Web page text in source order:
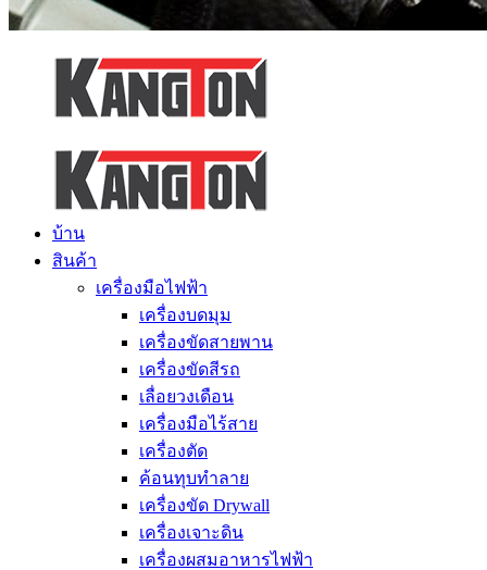
บ้าน
สินค้า
เครื่องมือไฟฟ้า
เครื่องบดมุม
เครื่องขัดสายพาน
เครื่องขัดสีรถ
เลื่อยวงเดือน
เครื่องมือไร้สาย
เครื่องตัด
ค้อนทุบทำลาย
เครื่องขัด Drywall
เครื่องเจาะดิน
เครื่องผสมอาหารไฟฟ้า